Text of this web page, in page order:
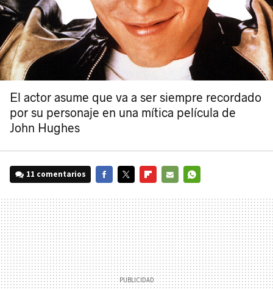
El actor asume que va a ser siempre recordado
por su personaje en una mítica película de
John Hughes
11 comentarios
MAIL